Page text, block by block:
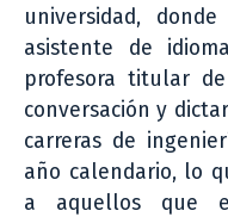
universidad,
asistente de
profesora titular
conversación y
carreras de
año calendario, lo
a aquellos que